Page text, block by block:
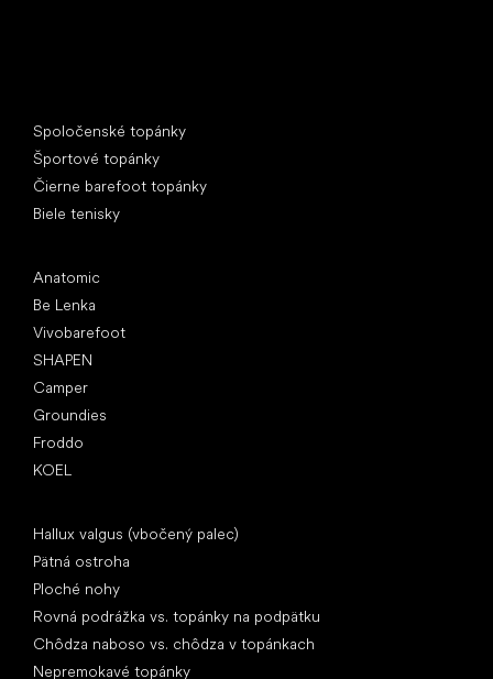
Spoločenské topánky
Športové topánky
Čierne barefoot topánky
Biele tenisky
Anatomic
Be Lenka
Vivobarefoot
SHAPEN
Camper
Groundies
Froddo
KOEL
Hallux valgus (vbočený palec)
Pätná ostroha
Ploché nohy
Rovná podrážka vs. topánky na podpätku
Chôdza naboso vs. chôdza v topánkach
Nepremokavé topánky